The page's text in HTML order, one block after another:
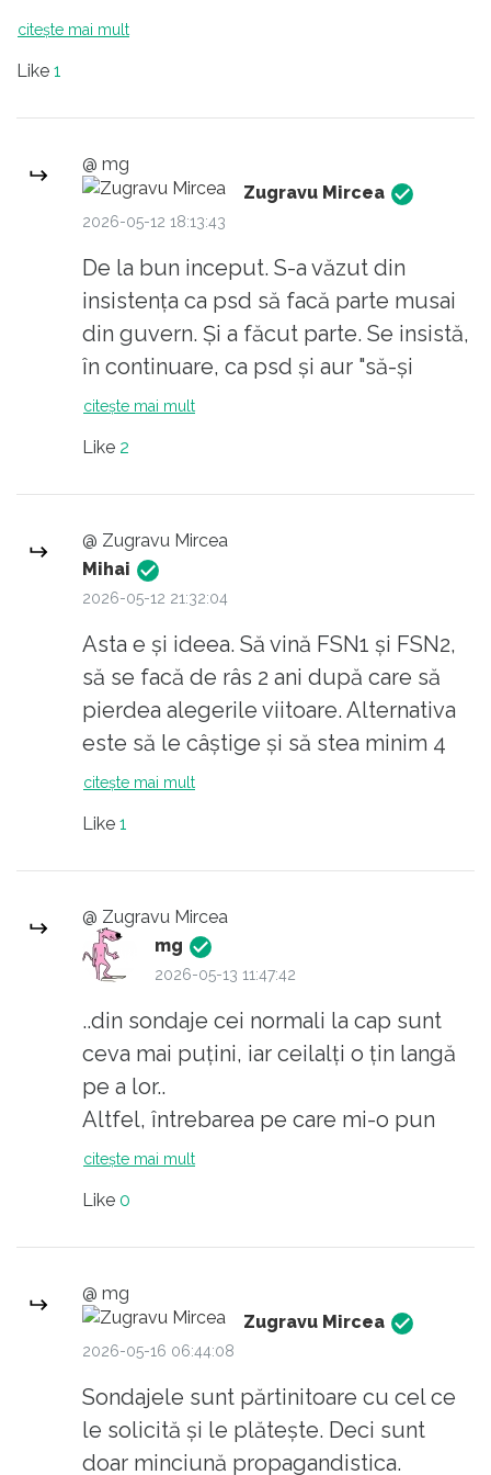
care se adaugă Direcția Organizațiilor
că e multilateral dezvoltat, ca socialismul lui
nea Nicu..
Elogiat de Sputnik Moldova și Russia Today
care-l vedeau prim-ministru încă de prin
Susținut de organizatia "Societatea Civilă
Românească" de Dan Puric și de AUR care l-a
propus în 2020 pe "eternul candidat" la
functia de prim ministru.
impediment prea mare pentru dom-
Președinte.
PSD. Să-l fi încălecat oare deja..?
citește mai mult
Like 1
@ mg
Zugravu Mircea
2026-05-12 18:13:43
De la bun inceput. S-a văzut din
insistența ca psd să facă parte musai
din guvern. Și a făcut parte. Se insistă,
în continuare, ca psd și aur "să-și
asume guvernarea". Ceeace,
acum ale astor două haite de sabotori
? Suntem normali la cap să ne
așteptăm la ceva bun de la ei?
citește mai mult
Like 2
@ Zugravu Mircea
Mihai
2026-05-12 21:32:04
Asta e și ideea. Să vină FSN1 și FSN2,
să se facă de râs 2 ani după care să
pierdea alegerile viitoare. Alternativa
este să le câștige și să stea minim 4
ani. Doar că greșeala asta au făcut-o și
rămân, deși la ce populație avem,
nimic nu-i sigur.
citește mai mult
Like 1
@ Zugravu Mircea
mg
2026-05-13 11:47:42
..din sondaje cei normali la cap sunt
ceva mai puțini, iar ceilalți o țin langă
pe a lor..
Altfel, întrebarea pe care mi-o pun
este dacă Nicușor va împinge lucurile
ministru PSD, care nu va reuși (din ce
se vede) să alcătuiască o majoritate și
nu va fi votat de Parlament.
A doua numire ar fi Bolojan cu alianța
PNL-USR-UDMR.
Mai mult ca sigur că ar trece pentru
citește mai mult
Like 0
@ mg
Zugravu Mircea
2026-05-16 06:44:08
Sondajele sunt părtinitoare cu cel ce
le solicită și le plătește. Deci sunt
doar minciună propagandistica.